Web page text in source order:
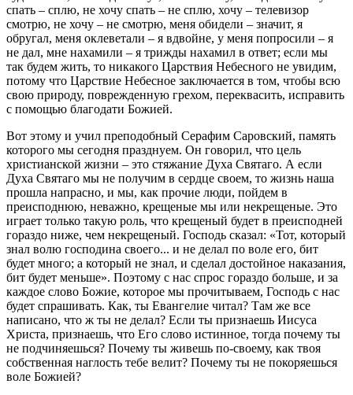
спать – сплю, не хочу спать – не сплю, хочу – телевизор
смотрю, не хочу – не смотрю, меня обидели – значит, я
обругал, меня оклеветали – я вдвойне, у меня попросили – я
не дал, мне нахамили – я трижды нахамил в ответ; если мы
так будем жить, то никакого Царствия Небесного не увидим,
потому что Царствие Небесное заключается в том, чтобы всю
свою природу, поврежденную грехом, переквасить, исправить
с помощью благодати Божией.
Вот этому и учил преподобный Серафим Саровский, память
которого мы сегодня празднуем. Он говорил, что цель
христианской жизни – это стяжание Духа Святаго. А если
Духа Святаго мы не получим в сердце своем, то жизнь наша
прошла напрасно, и мы, как прочие люди, пойдем в
преисподнюю, неважно, крещеные мы или некрещеные. Это
играет только такую роль, что крещеный будет в преисподней
гораздо ниже, чем некрещеный. Господь сказал: «Тот, который
знал волю господина своего... и не делал по воле его, бит
будет много; а который не знал, и сделал достойное наказания,
бит будет меньше». Поэтому с нас спрос гораздо больше, и за
каждое слово Божие, которое мы прочитываем, Господь с нас
будет спрашивать. Как, ты Евангелие читал? Там же все
написано, что ж ты не делал? Если ты признаешь Иисуса
Христа, признаешь, что Его слово истинное, тогда почему ты
не подчиняешься? Почему ты живешь по-своему, как твоя
собственная наглость тебе велит? Почему ты не покоряешься
воле Божией?